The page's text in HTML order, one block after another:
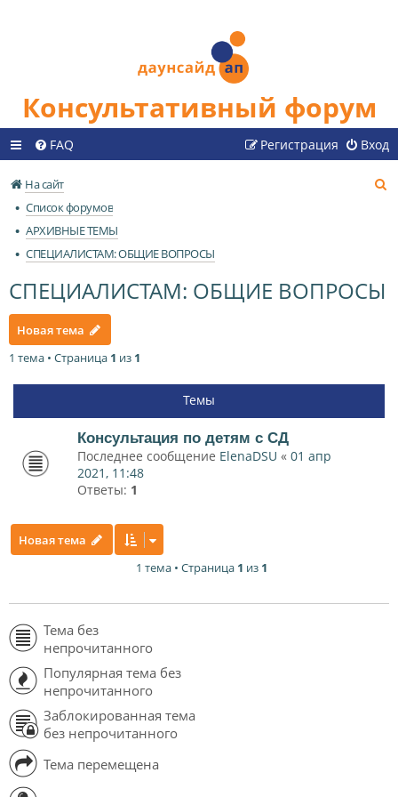
Консультативный форум
FAQ Вход
Регистрация
На сайт
Список форумов
АРХИВНЫЕ ТЕМЫ
СПЕЦИАЛИСТАМ: ОБЩИЕ ВОПРОСЫ
СПЕЦИАЛИСТАМ: ОБЩИЕ ВОПРОСЫ
Новая тема
1 тема • Страница 1 из 1
Темы
Консультация по детям с СД
Последнее сообщение ElenaDSU « 01 апр
2021, 11:48
Ответы: 1
Новая тема
1 тема • Страница 1 из 1
Тема без
непрочитанного
Популярная тема без
непрочитанного
Заблокированная тема
без непрочитанного
Тема перемещена